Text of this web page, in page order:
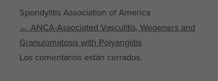
Spondylitis Association of America
Post navigation
← ANCA-Associated Vasculitis, Wegeners and
Granulomatosis with Polyangiitis
Los comentarios están cerrados.